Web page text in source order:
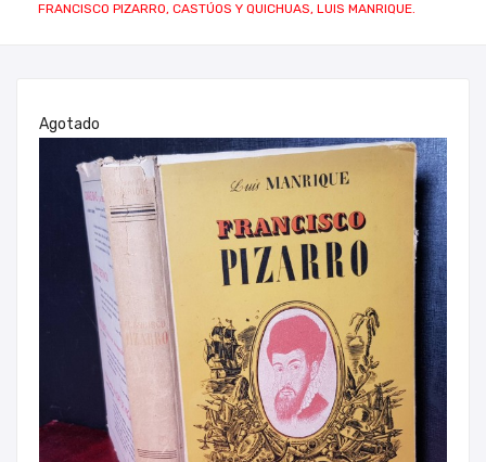
FRANCISCO PIZARRO, CASTÚOS Y QUICHUAS, LUIS MANRIQUE.
Agotado